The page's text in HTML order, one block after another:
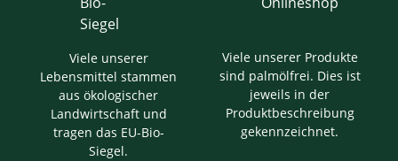
Viele unserer
Lebensmittel stammen
aus ökologischer
Landwirtschaft und
tragen das EU-Bio-
Siegel.
Viele unserer Produkte
sind palmölfrei. Dies ist
jeweils in der
Produktbeschreibung
gekennzeichnet.